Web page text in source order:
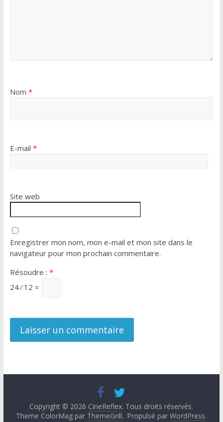
Nom *
E-mail *
Site web
Enregistrer mon nom, mon e-mail et mon site dans le
navigateur pour mon prochain commentaire.
Résoudre : *
24 ⁄ 12 =
Copyright © 2026 CineReflex. Tous droits réservés.
Theme ColorMag par ThemeGrill.. Propulsé parWordPress.